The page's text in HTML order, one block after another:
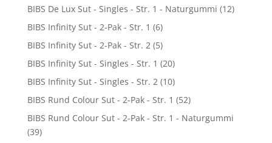
BIBS De Lux Sut - Singles - Str. 1 - Naturgummi (12)
BIBS Infinity Sut - 2-Pak - Str. 1 (6)
BIBS Infinity Sut - 2-Pak - Str. 2 (5)
BIBS Infinity Sut - Singles - Str. 1 (20)
BIBS Infinity Sut - Singles - Str. 2 (10)
BIBS Rund Colour Sut - 2-Pak - Str. 1 (52)
BIBS Rund Colour Sut - 2-Pak - Str. 1 - Naturgummi
(39)